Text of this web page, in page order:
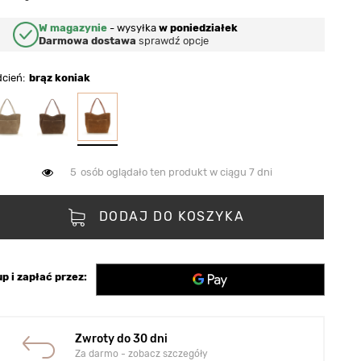
W magazynie -wysyłkaw poniedziałek
Darmowa dostawa sprawdź opcje
brąz koniak
5 osób oglądało ten produkt w ciągu 7 dni
DODAJ DO KOSZYKA
i zapłać przez:
Zwroty do 30 dni
Za darmo - zobacz szczegóły